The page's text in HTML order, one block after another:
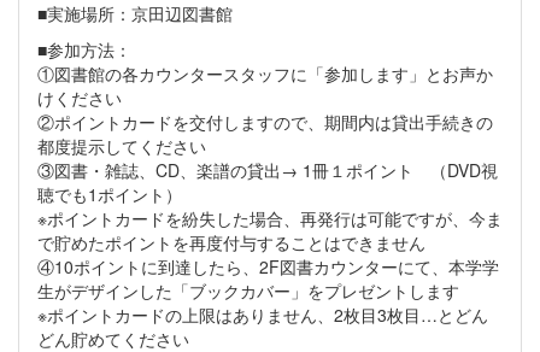
■実施場所：京田辺図書館
■参加方法：
①図書館の各カウンタースタッフに「参加します」とお声か
けください
②ポイントカードを交付しますので、期間内は貸出手続きの
都度提示してください
③図書・雑誌、CD、楽譜の貸出→ 1冊１ポイント （DVD視
聴でも1ポイント）
※ポイントカードを紛失した場合、再発行は可能ですが、今ま
で貯めたポイントを再度付与することはできません
④10ポイントに到達したら、2F図書カウンターにて、本学学
生がデザインした「ブックカバー」をプレゼントします
※ポイントカードの上限はありません、2枚目3枚目…とどん
どん貯めてください